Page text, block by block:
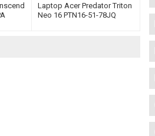
Laptop Acer Predator Triton
Neo 16 PTN16-51-78JQ